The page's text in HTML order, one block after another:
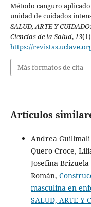
Método canguro
unidad de cuidados
SALUD, ARTE Y
Ciencias de la Salud,13
https://
Más formatos de cita
Artículos
Andrea
Quero Croce,
Josefina
Román,
masculina en
SALUD, ARTE Y